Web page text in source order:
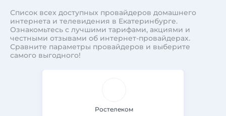
Список всех доступных провайдеров домашнего
интернета и телевидения в Екатеринбурге.
Ознакомьтесь с лучшими тарифами, акциями и
честными отзывами об интернет-провайдерах.
Сравните параметры провайдеров и выберите
самого выгодного!
Ростелеком